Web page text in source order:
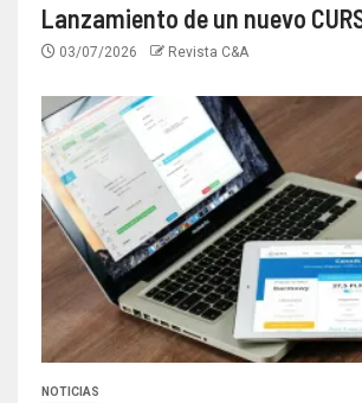
Lanzamiento de un nuevo
03/07/2026 Revista C&A
NOTICIAS